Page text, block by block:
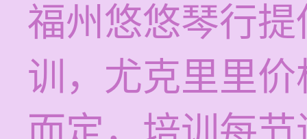
福州悠悠琴行
训，尤克里里